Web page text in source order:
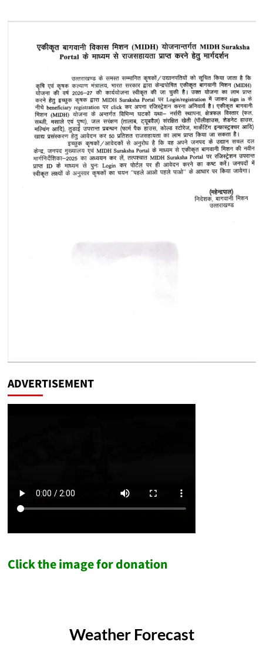
ADVERTISEMENT
Click the image for donation
Weather Forecast